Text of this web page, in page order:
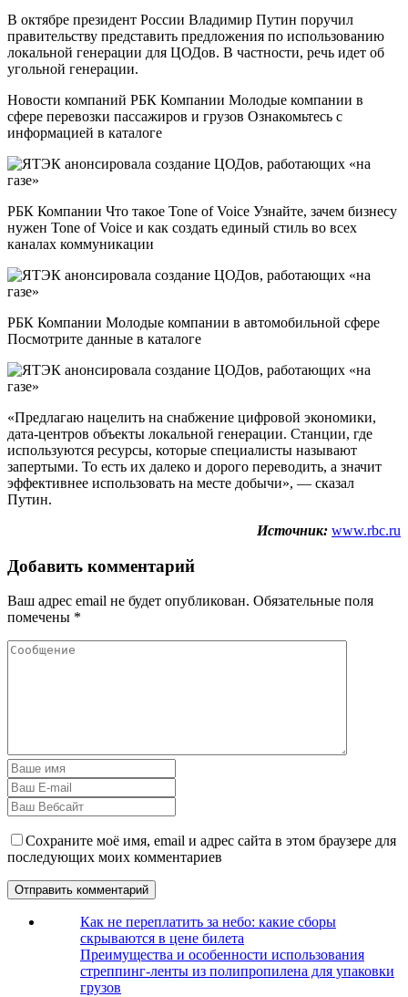
В октябре президент России Владимир Путин поручил
правительству представить предложения по использованию
локальной генерации для ЦОДов. В частности, речь идет об
угольной генерации.
Новости компаний РБК Компании Молодые компании в
сфере перевозки пассажиров и грузов Ознакомьтесь с
информацией в каталоге
РБК Компании Что такое Tone of Voice Узнайте, зачем бизнесу
нужен Tone of Voice и как создать единый стиль во всех
каналах коммуникации
РБК Компании Молодые компании в автомобильной сфере
Посмотрите данные в каталоге
«Предлагаю нацелить на снабжение цифровой экономики,
дата-центров объекты локальной генерации. Станции, где
используются ресурсы, которые специалисты называют
запертыми. То есть их далеко и дорого переводить, а значит
эффективнее использовать на месте добычи», — сказал
Путин.
Источник: www.rbc.ru
Добавить комментарий
Ваш адрес email не будет опубликован. Обязательные поля
помечены *
Сохраните моё имя, email и адрес сайта в этом браузере для
последующих моих комментариев
Как не переплатить за небо: какие сборы
скрываются в цене билета
Преимущества и особенности использования
стреппинг-ленты из полипропилена для упаковки
грузов